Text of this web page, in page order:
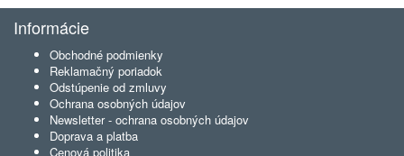
Informácie
Obchodné podmienky
Reklamačný poriadok
Odstúpenie od zmluvy
Ochrana osobných údajov
Newsletter - ochrana osobných údajov
Doprava a platba
Cenová politika